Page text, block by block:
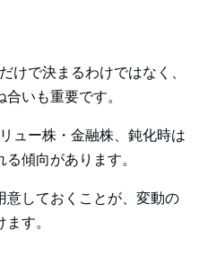
けで決まるわけではなく、
いも重要です。
ュー株・金融株、鈍化時は
傾向があります。
意しておくことが、変動の
す。